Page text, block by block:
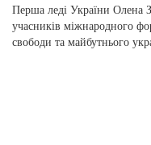
Перша леді України Олена
учасників міжнародного
свободи та майбутнього